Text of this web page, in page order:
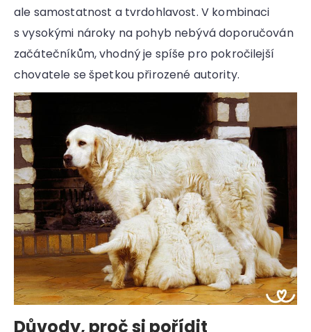
ale samostatnost a tvrdohlavost. V kombinaci
s vysokými nároky na pohyb nebývá doporučován
začátečníkům, vhodný je spíše pro pokročilejší
chovatele se špetkou přirozené autority.
Důvody, proč si pořídit